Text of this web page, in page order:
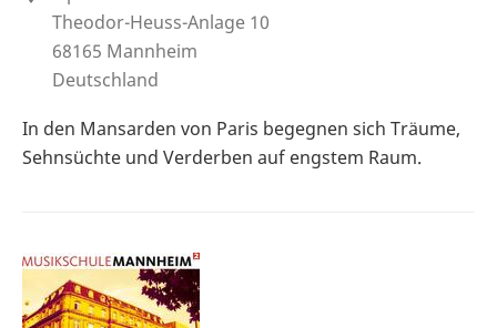
Theodor-Heuss-Anlage 10
68165 Mannheim
Deutschland
In den Mansarden von Paris begegnen sich Träume,
Sehnsüchte und Verderben auf engstem Raum.